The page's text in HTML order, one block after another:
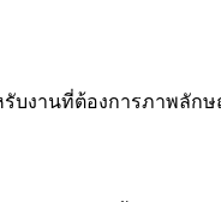
บงานที่ต้องการภาพลัก